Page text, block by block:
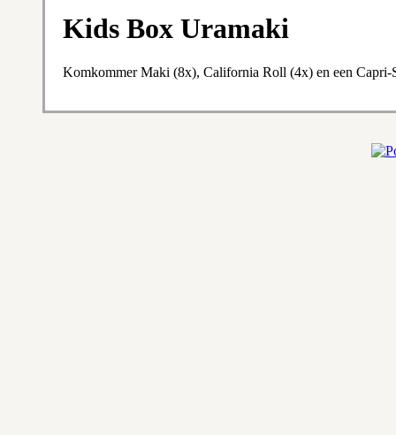
Kids Box Uramaki
Komkommer Maki (8x), California Roll (4x) en een Capri-